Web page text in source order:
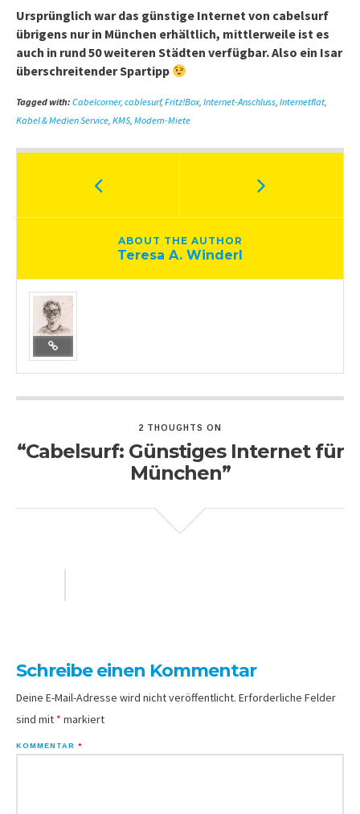
Ursprünglich war das günstige Internet von cabelsurf
übrigens nur in München erhältlich, mittlerweile ist es
auch in rund 50 weiteren Städten verfügbar. Also ein Isar
überschreitender Spartipp
Tagged with: Cabelcorner, cablesurf,Fritz!Box, Internet-Anschluss, Internetflat,
Kabel & Medien Service, KMS, Modem-Miete
ABOUT THE AUTHOR
Teresa A. Winderl
2 THOUGHTS ON
“Cabelsurf: Günstiges Internet für
München”
Schreibe einen Kommentar
Deine E-Mail-Adresse wird nicht veröffentlicht. Erforderliche Felder
sind mit * markiert
KOMMENTAR *